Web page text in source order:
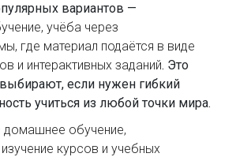
вариантов —
, учёба через
где материал подаётся в виде
и интерактивных заданий. Это
если нужен гибкий
учиться из любой точки мира.
домашнее обучение,
курсов и учебных